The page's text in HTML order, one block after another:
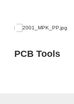
PCB Tools